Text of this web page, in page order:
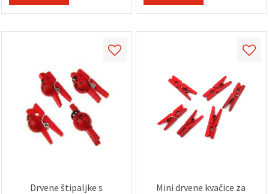
Drvene štipaljke s
Mini drvene kvačice za